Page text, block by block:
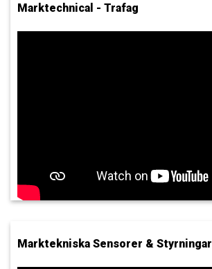
Marktechnical - Trafag
Marktekniska Sensorer & Styrningar